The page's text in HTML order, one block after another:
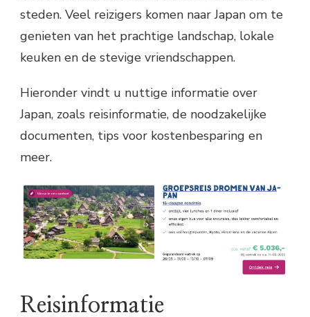
steden. Veel reizigers komen naar Japan om te
genieten van het prachtige landschap, lokale
keuken en de stevige vriendschappen.
Hieronder vindt u nuttige informatie over
Japan, zoals reisinformatie, de noodzakelijke
documenten, tips voor kostenbesparing en
meer.
Reisinformatie